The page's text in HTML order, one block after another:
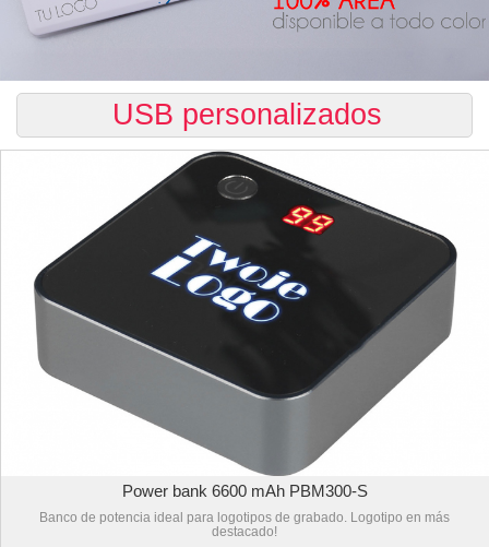
USB personalizados
Power bank 6600 mAh PBM300-S
Banco de potencia ideal para logotipos de grabado. Logotipo en más
destacado!